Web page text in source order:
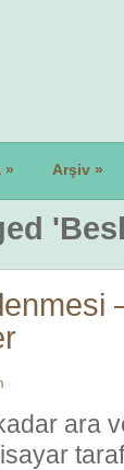
» Arşiv »
ara